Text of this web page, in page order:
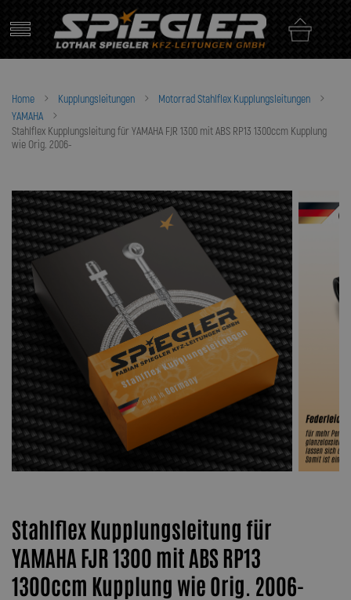
content
Home Kupplungsleitungen
Motorrad Stahlflex Kupplungsleitungen
YAMAHA
Stahlflex Kupplungsleitung für YAMAHA FJR 1300 mit ABS RP13 1300ccm Kupplung
wie Orig. 2006-
Stahlflex Kupplungsleitung für
YAMAHA FJR 1300 mit ABS RP13
1300ccm Kupplung wie Orig. 2006-